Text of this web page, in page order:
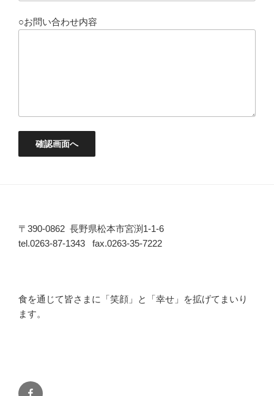
○お問い合わせ内容
〒390-0862 長野県松本市宮渕1-1-6
tel.0263-87-1343 fax.0263-35-7222
食を通じて皆さまに「笑顔」と「幸せ」を拡げてまいり
ます。
Facebook